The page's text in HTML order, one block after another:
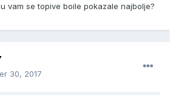
vam se topive boile pokazale najbolje?
30, 2017